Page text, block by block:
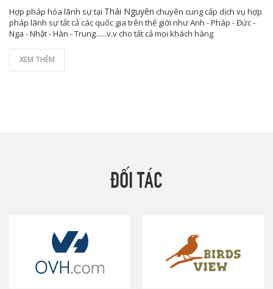
Hợp pháp hóa lãnh sự tại Thái Nguyên chuyên cung cấp dịch vụ hợp
pháp lãnh sự tất cả các quốc gia trên thế giới như Anh - Pháp - Đức -
Nga - Nhật - Hàn - Trung......v.v cho tất cả mọi khách hàng
XEM THÊM
ĐỐI TÁC